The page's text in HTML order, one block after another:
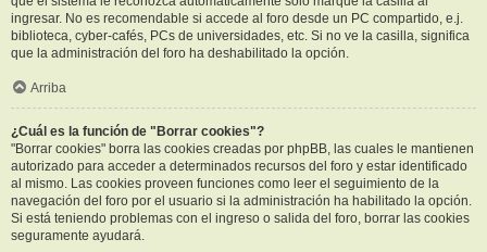
ingresar. No es recomendable si accede al foro desde un PC compartido, e.j.
biblioteca, cyber-cafés, PCs de universidades, etc. Si no ve la casilla, significa
que la administración del foro ha deshabilitado la opción.
Arriba
¿Cuál es la función de "Borrar cookies"?
"Borrar cookies" borra las cookies creadas por phpBB, las cuales le mantienen
autorizado para acceder a determinados recursos del foro y estar identificado
al mismo. Las cookies proveen funciones como leer el seguimiento de la
navegación del foro por el usuario si la administración ha habilitado la opción.
Si está teniendo problemas con el ingreso o salida del foro, borrar las cookies
seguramente ayudará.